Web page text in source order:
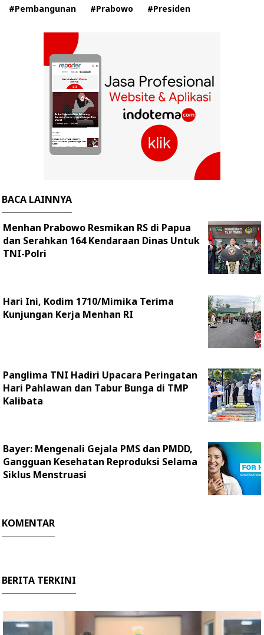
#Pembangunan
#Prabowo #Presiden
BACA LAINNYA
Menhan Prabowo Resmikan RS di Papua
dan Serahkan 164 Kendaraan Dinas Untuk
TNI-Polri
Hari Ini, Kodim 1710/Mimika Terima
Kunjungan Kerja Menhan RI
Panglima TNI Hadiri Upacara Peringatan
Hari Pahlawan dan Tabur Bunga di TMP
Kalibata
Bayer: Mengenali Gejala PMS dan PMDD,
Gangguan Kesehatan Reproduksi Selama
Siklus Menstruasi
KOMENTAR
BERITA TERKINI